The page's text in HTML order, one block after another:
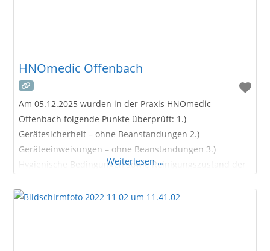
HNOmedic Offenbach
Am 05.12.2025 wurden in der Praxis HNOmedic
Offenbach folgende Punkte überprüft: 1.)
Gerätesicherheit – ohne Beanstandungen 2.)
Geräteeinweisungen – ohne Beanstandungen 3.)
Hygienische Bedingungen sowie Reinigungszustand der
Weiterlesen …